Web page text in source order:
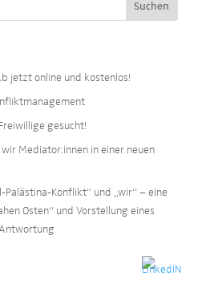
jetzt online und kostenlos!
gesucht!
Mediator:innen in einer neuen
Palästina-Konflikt“ und „wir“ – eine
Osten“ und Vorstellung eines